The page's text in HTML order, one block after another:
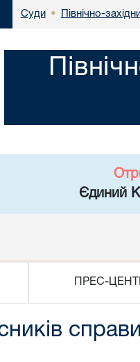
Суди • Північно-
Єдиний
ПРЕС-